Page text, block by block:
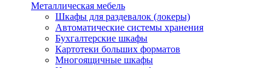
Металлическая мебель
Шкафы для раздевалок (локеры)
Автоматические системы хранения
Бухгалтерские шкафы
Картотеки больших форматов
Многоящичные шкафы